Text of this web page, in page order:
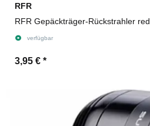
RFR
RFR Gepäckträger-Rückstrahler red
verfügbar
3,95 € *